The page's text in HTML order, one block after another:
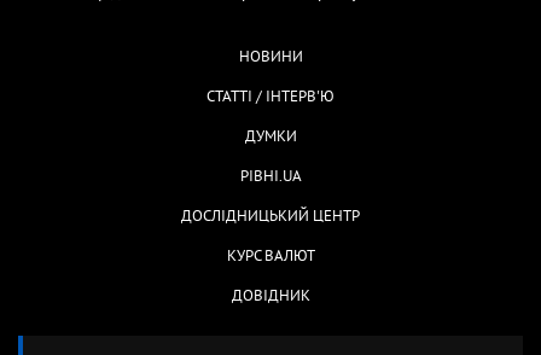
НОВИНИ
СТАТТІ / ІНТЕРВ'Ю
ДУМКИ
РІВНІ.UA
ДОСЛІДНИЦЬКИЙ ЦЕНТР
КУРС ВАЛЮТ
ДОВІДНИК